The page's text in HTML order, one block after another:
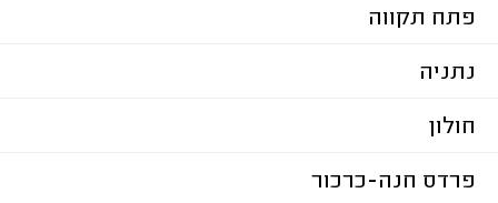
פתח תקווה
נתניה
חולון
פרדס חנה-כרכור